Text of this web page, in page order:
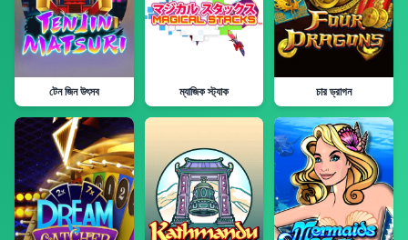
টেন জিন উৎসব ম্যাজিক স্ট্যাক চার ড্রাগন